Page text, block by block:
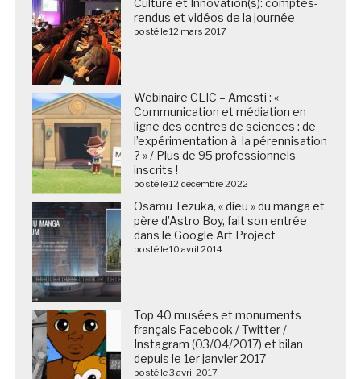
rendus et vidéos de la journée
posté le 12 mars 2017
Webinaire CLIC – Amcsti : «
Communication et médiation en
ligne des centres de sciences : de
l’expérimentation à la pérennisation
? » / Plus de 95 professionnels
inscrits !
posté le 12 décembre 2022
Osamu Tezuka, « dieu » du manga et
père d’Astro Boy, fait son entrée
dans le Google Art Project
posté le 10 avril 2014
Top 40 musées et monuments
français Facebook / Twitter /
Instagram (03/04/2017) et bilan
depuis le 1er janvier 2017
posté le 3 avril 2017